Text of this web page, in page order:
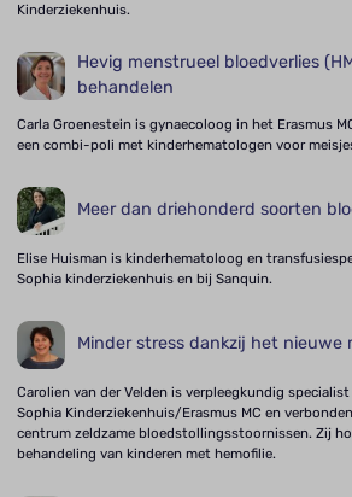
Kinderziekenhuis.
Hevig menstrueel bloedverlies
behandelen
Carla Groenestein is gynaecoloog in het Erasmus
een combi-poli met kinderhematologen voor
Meer dan driehonderd soorten
Elise Huisman is kinderhematoloog en
Sophia kinderziekenhuis en bij Sanquin.
Minder stress dankzij het nieuwe
Carolien van der Velden is verpleegkundig
Sophia Kinderziekenhuis/Erasmus MC en
centrum zeldzame bloedstollingsstoornissen. Zij
behandeling van kinderen met hemofilie.